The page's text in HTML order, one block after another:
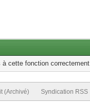
à cette fonction
(Archivé) Syndication RSS